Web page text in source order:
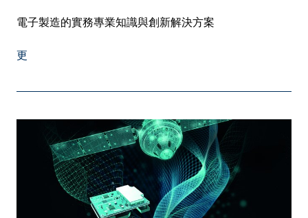
電子製造的實務專業知識與創新解決方案
更